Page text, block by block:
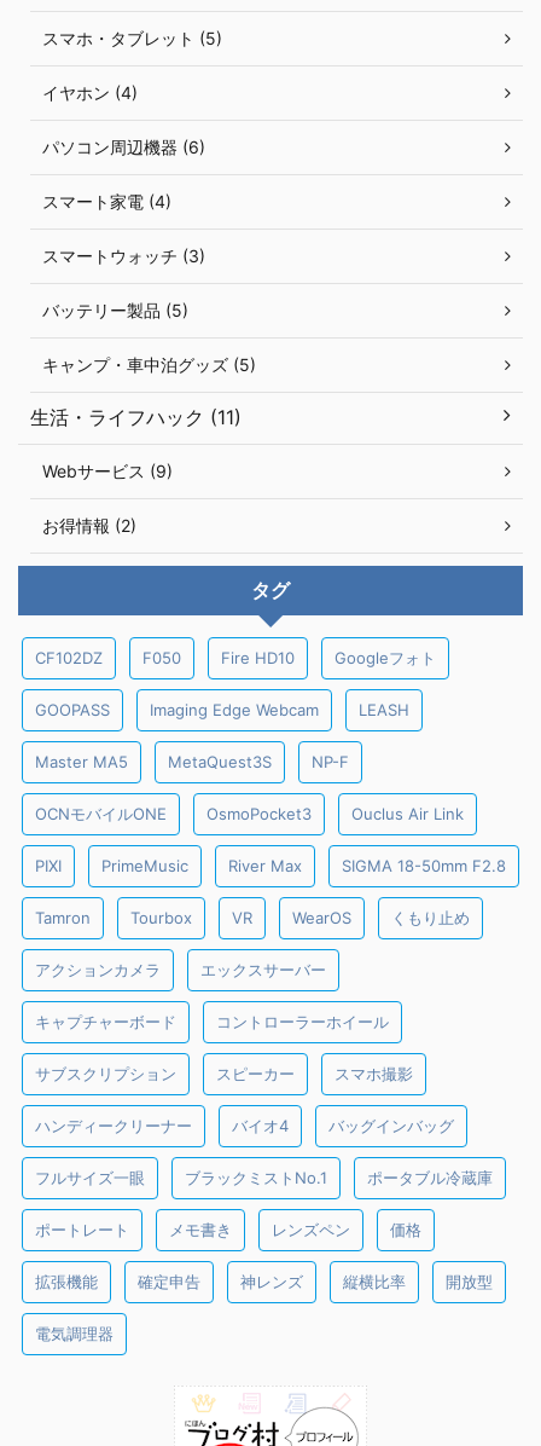
スマホ・タブレット (5)
イヤホン (4)
パソコン周辺機器 (6)
スマート家電 (4)
スマートウォッチ (3)
バッテリー製品 (5)
キャンプ・車中泊グッズ (5)
生活・ライフハック (11)
Webサービス (9)
お得情報 (2)
タグ
CF102DZ F050 Fire HD10 Googleフォト
GOOPASS Imaging Edge Webcam LEASH
Master MA5 MetaQuest3S NP-F
OCNモバイルONE OsmoPocket3 Ouclus Air Link
PIXI PrimeMusic River Max SIGMA 18-50mm F2.8
Tamron Tourbox VR WearOS くもり止め
アクションカメラ エックスサーバー
キャプチャーボード コントローラーホイール
サブスクリプション スピーカー スマホ撮影
ハンディークリーナー バイオ4 バッグインバッグ
フルサイズ一眼 ブラックミストNo.1 ポータブル冷蔵庫
ポートレート メモ書き レンズペン 価格
拡張機能 確定申告 神レンズ 縦横比率 開放型
電気調理器